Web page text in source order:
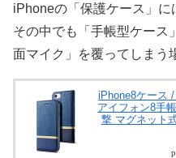
iPhoneの「保護ケース」に
その中でも「手帳型ケース
面マイク」を覆ってしまう
iPhone8ケース
アイフォン8手
撃 マグネット